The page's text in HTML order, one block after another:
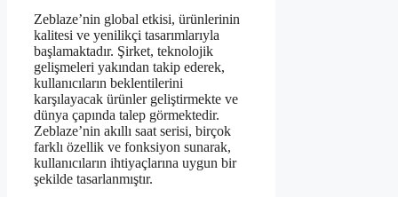
Zeblaze’nin global etkisi, ürünlerinin
kalitesi ve yenilikçi tasarımlarıyla
başlamaktadır. Şirket, teknolojik
gelişmeleri yakından takip ederek,
kullanıcıların beklentilerini
karşılayacak ürünler geliştirmekte ve
dünya çapında talep görmektedir.
Zeblaze’nin akıllı saat serisi, birçok
farklı özellik ve fonksiyon sunarak,
kullanıcıların ihtiyaçlarına uygun bir
şekilde tasarlanmıştır.